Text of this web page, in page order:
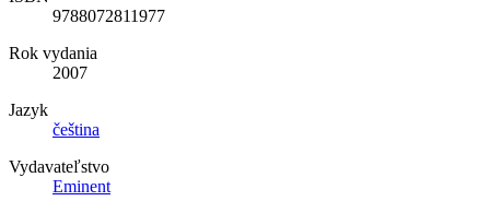
9788072811977
Rok vydania
2007
Jazyk
čeština
Vydavateľstvo
Eminent